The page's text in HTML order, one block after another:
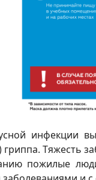
инфекции
Тяжесть
пожилые